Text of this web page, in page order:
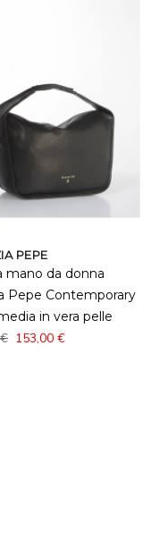
PEPE
mano da donna
Pepe Contemporary
in vera pelle
153,00 €